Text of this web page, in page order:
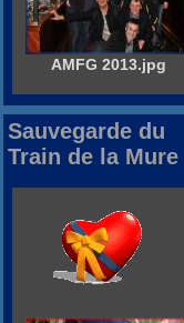
AMFG 2013.jpg
Sauvegarde du
Train de la Mure